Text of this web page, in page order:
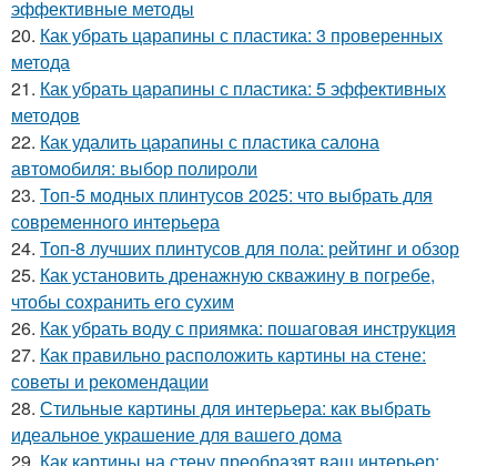
эффективные методы
20. Как убрать царапины с пластика: 3 проверенных
метода
21. Как убрать царапины с пластика: 5 эффективных
методов
22. Как удалить царапины с пластика салона
автомобиля: выбор полироли
23. Топ-5 модных плинтусов 2025: что выбрать для
современного интерьера
24. Топ-8 лучших плинтусов для пола: рейтинг и обзор
25. Как установить дренажную скважину в погребе,
чтобы сохранить его сухим
26. Как убрать воду с приямка: пошаговая инструкция
27. Как правильно расположить картины на стене:
советы и рекомендации
28. Стильные картины для интерьера: как выбрать
идеальное украшение для вашего дома